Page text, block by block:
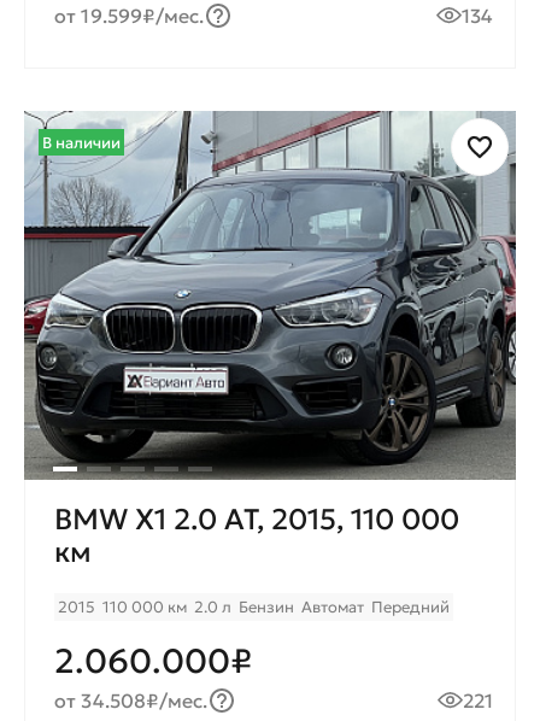
от 19.599₽/мес. 134
В наличии
BMW X1 2.0 AT, 2015, 110 000
км
2015 110 000 км 2.0 л Бензин Автомат Передний
2.060.000₽
от 34.508₽/мес. 221